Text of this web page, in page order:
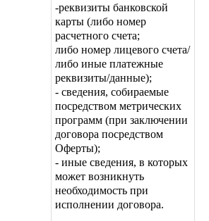
-реквизиты банковской
карты (либо номер
расчетного счета;
либо номер лицевого счета/
либо иные платежные
реквизиты/данные);
- сведения, собираемые
посредством метрических
программ (при заключении
договора посредством
Оферты);
- иные сведения, в которых
может возникнуть
необходимость при
исполнении договора.